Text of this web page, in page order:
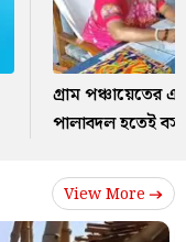
গ্রাম পঞ্চায়েতের
পালাবদল হতেই
View More